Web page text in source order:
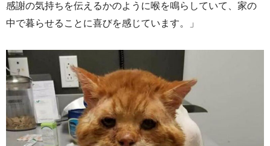
感謝の気持ちを伝えるかのように喉を鳴らしていて、家の
中で暮らせることに喜びを感じています。」